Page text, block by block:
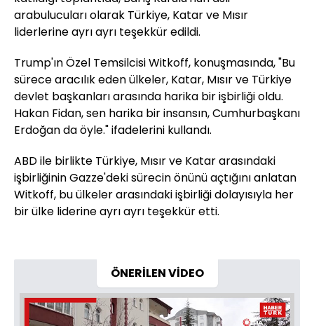
arabulucuları olarak Türkiye, Katar ve Mısır
liderlerine ayrı ayrı teşekkür edildi.
Trump'ın Özel Temsilcisi Witkoff, konuşmasında, "Bu
sürece aracılık eden ülkeler, Katar, Mısır ve Türkiye
devlet başkanları arasında harika bir işbirliği oldu.
Hakan Fidan, sen harika bir insansın, Cumhurbaşkanı
Erdoğan da öyle." ifadelerini kullandı.
ABD ile birlikte Türkiye, Mısır ve Katar arasındaki
işbirliğinin Gazze'deki sürecin önünü açtığını anlatan
Witkoff, bu ülkeler arasındaki işbirliği dolayısıyla her
bir ülke liderine ayrı ayrı teşekkür etti.
ÖNERİLEN VİDEO